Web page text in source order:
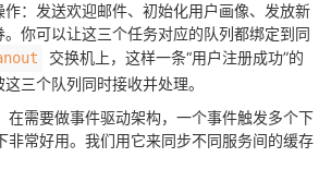
作：发送欢迎邮件、初始化用户画像、发放新
。你可以让这三个任务对应的队列都绑定到同
交换机上，这样一条“用户注册成功”的
三个队列同时接收并处理。
在需要做事件驱动架构，一个事件触发多个下
非常好用。我们用它来同步不同服务间的缓存